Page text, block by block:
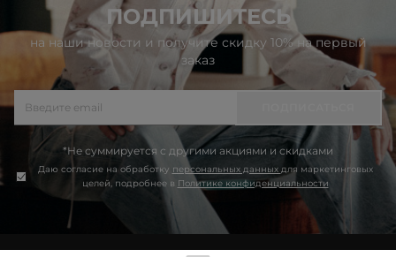
ПОДПИШИТЕСЬ
на наши новости и получите скидку 10% на первый
заказ
*Не суммируется с другими акциями и скидками
Даю согласие на обработку персональных данных для маркетинговых
целей, подробнее в Политике конфиденциальности